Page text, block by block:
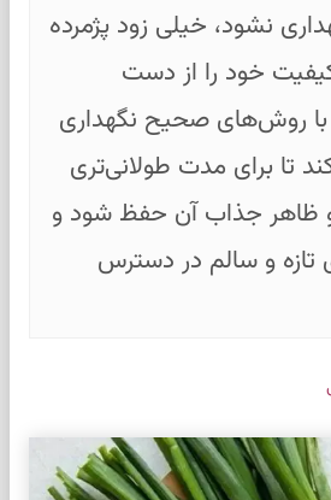
نشود، خیلی زود پژمرده
خود را از دست
روش‌های صحیح نگهداری
تا برای مدت طولانی‌تری
و ظاهر جذاب آن حفظ شود و
تازه و سالم در دسترس